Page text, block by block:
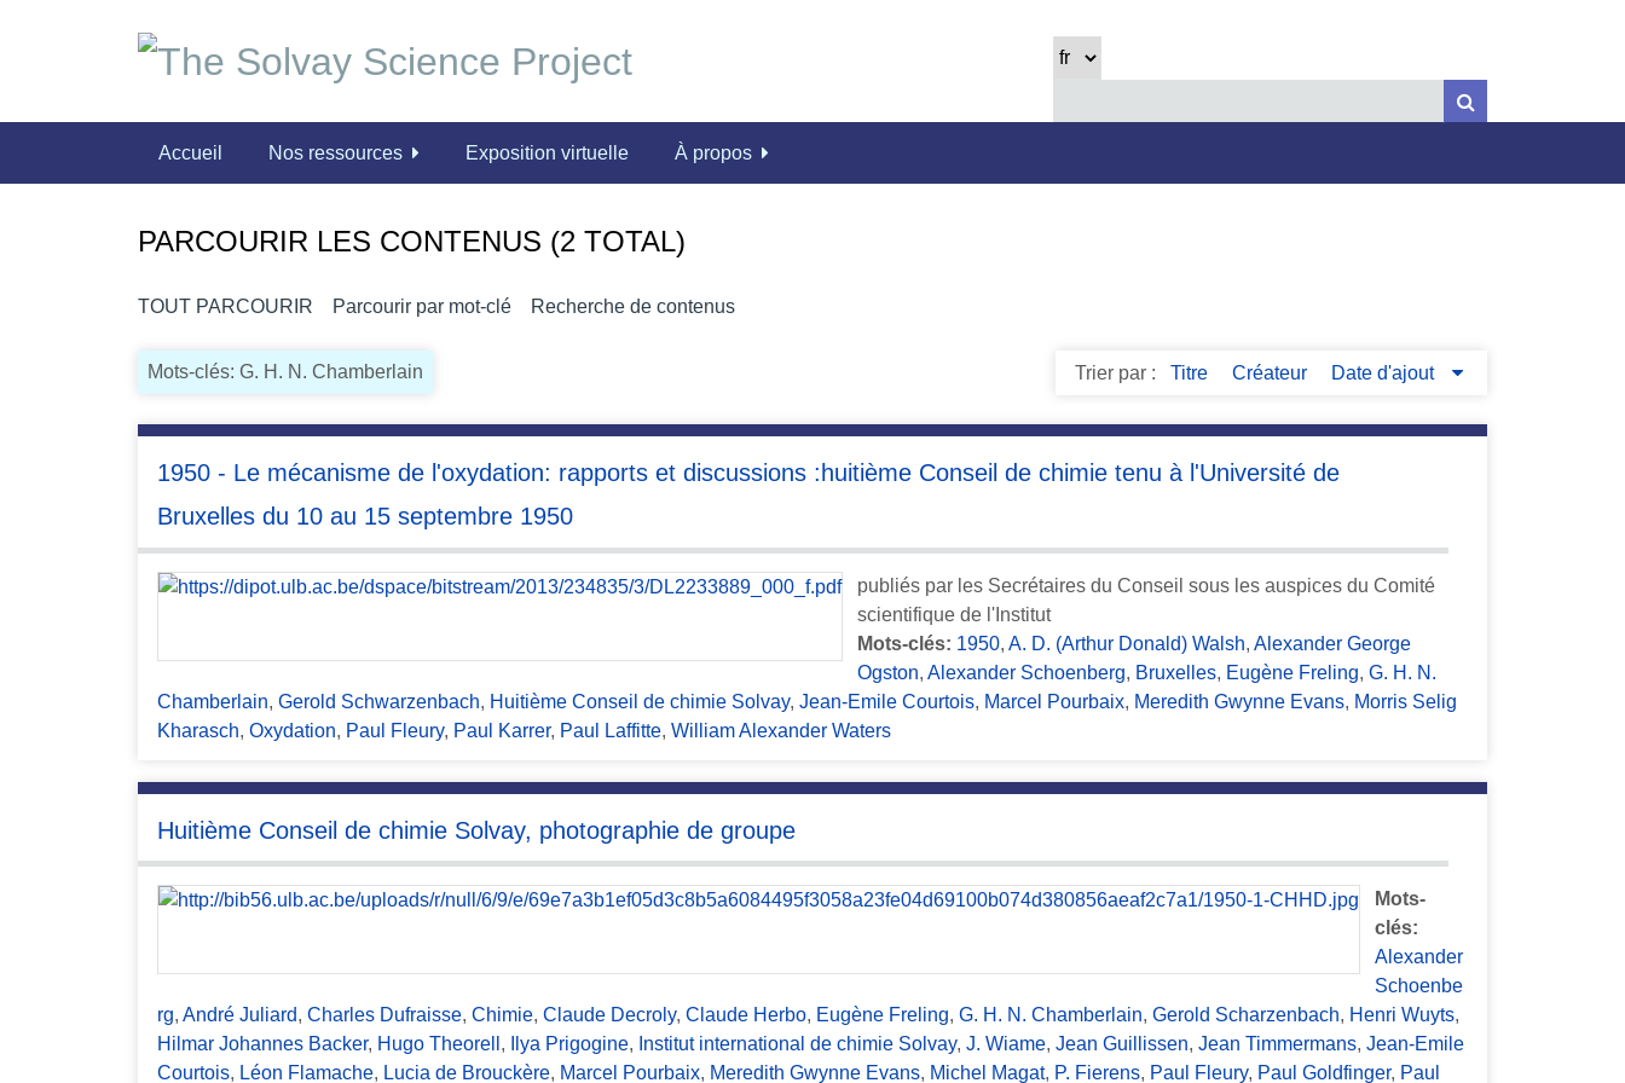
e
a
Accueil Nos ressources Exposition virtuelle À propos
PARCOURIR LES CONTENUS (2 TOTAL)
TOUT PARCOURIR Parcourir par mot-clé Recherche de contenus
Mots-clés: G. H. N. Chamberlain Trier par : Titre Créateur Date d'ajout
1950 - Le mécanisme de l'oxydation: rapports et discussions :huitième Conseil de chimie tenu à l'Université de
Bruxelles du 10 au 15 septembre 1950
publiés par les Secrétaires du Conseil sous les auspices du Comité
scientifique de l'Institut
Mots-clés: 1950, A. D. (Arthur Donald) Walsh, Alexander George
Ogston, Alexander Schoenberg, Bruxelles, Eugène Freling, G. H. N.
Chamberlain, Gerold Schwarzenbach, Huitième Conseil de chimie Solvay, Jean-Emile Courtois, Marcel Pourbaix, Meredith Gwynne Evans, Morris Selig
Kharasch, Oxydation, Paul Fleury, Paul Karrer, Paul Laffitte, William Alexander Waters
Huitième Conseil de chimie Solvay, photographie de groupe
Mots-
clés:
Alexander
Schoenbe
rg, André Juliard, Charles Dufraisse, Chimie, Claude Decroly, Claude Herbo, Eugène Freling, G. H. N. Chamberlain, Gerold Scharzenbach, Henri Wuyts,
Hilmar Johannes Backer, Hugo Theorell , Ilya Prigogine, Institut international de chimie Solvay, J. Wiame, Jean Guillissen, Jean Timmermans, Jean-Emile
Courtois, Léon Flamache, Lucia de Brouckère, Marcel Pourbaix, Meredith Gwynne Evans, Michel Magat, P. Fierens, Paul Fleury, Paul Goldfinger, Paul